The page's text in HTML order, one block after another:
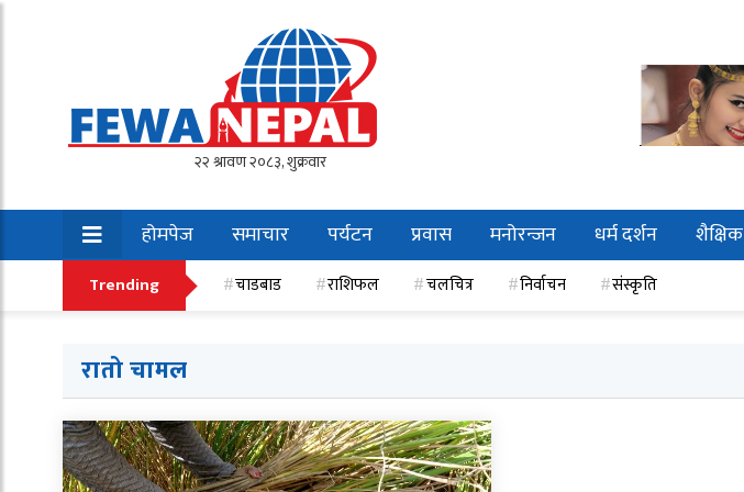
होमपेज समाचार पर्यटन प्रवास मनोरन्जन धर्म दर्शन शैक्षिक
खेलकुद
Trending चाडबाड राशिफल चलचित्र निर्वाचन संस्कृति
रातो चामल